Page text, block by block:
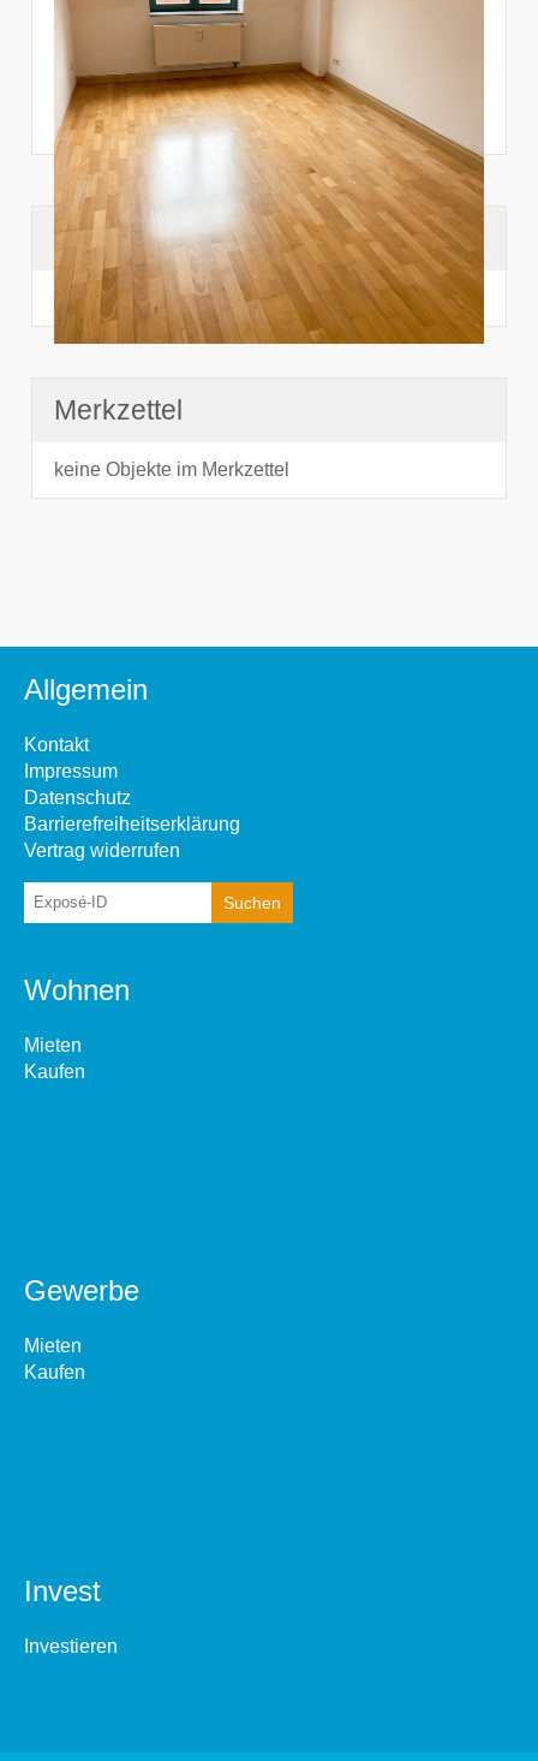
Suchhistorie
noch nichts angesehen
Merkzettel
keine Objekte im Merkzettel
Allgemein
Kontakt
Impressum
Datenschutz
Barrierefreiheitserklärung
Vertrag widerrufen
Wohnen
Mieten
Kaufen
Gewerbe
Mieten
Kaufen
Invest
Investieren